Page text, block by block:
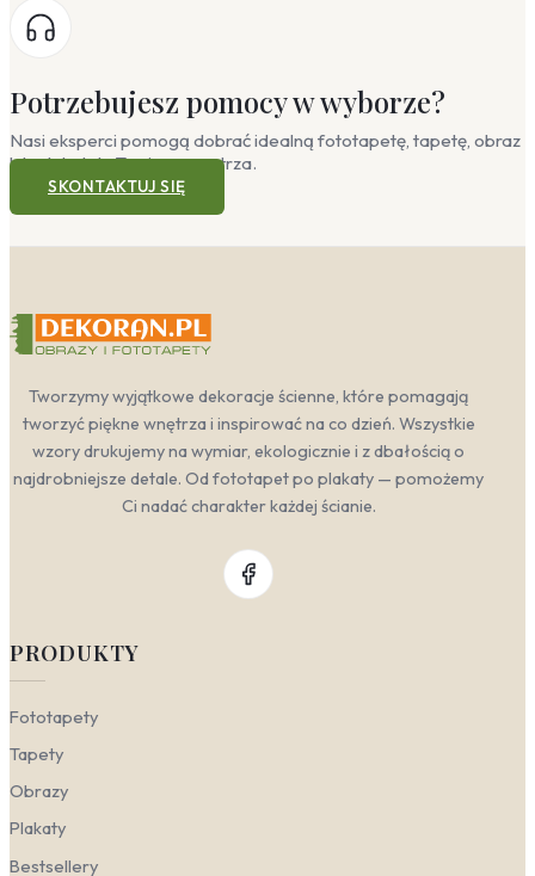
Potrzebujesz pomocy w wyborze?
Nasi eksperci pomogą dobrać idealną fototapetę, tapetę, obraz
lub plakat do Twojego wnętrza.
SKONTAKTUJ SIĘ
Tworzymy wyjątkowe dekoracje ścienne, które pomagają
tworzyć piękne wnętrza i inspirować na co dzień. Wszystkie
wzory drukujemy na wymiar, ekologicznie i z dbałością o
najdrobniejsze detale. Od fototapet po plakaty — pomożemy
Ci nadać charakter każdej ścianie.
PRODUKTY
Fototapety
Tapety
Obrazy
Plakaty
Bestsellery